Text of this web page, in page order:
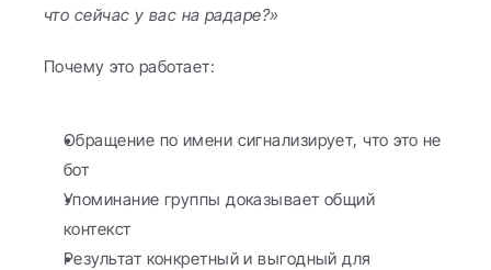
что сейчас у вас на радаре?»
Почему это работает:
Обращение по имени сигнализирует, что это не
бот
Упоминание группы доказывает общий
контекст
Результат конкретный и выгодный для